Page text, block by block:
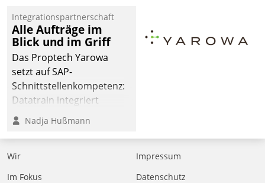
der
Wohnungswirtschaft“.
Bewerben können sich
dafür ein Team
bestehend aus
Wohnungsunternehmen
und PropTech.
Integrationspartnerschaft
Alle Aufträge im
Blick und im Griff
Das Proptech Yarowa
setzt auf SAP-
Schnittstellenkompetenz:
Datatrain integriert
Yarowas Portal zur
Vergabe und Verwaltung
von Aufträgen der
operativen
Instandhaltung in die
Nadja Hußmann
Wir
Im Fokus
Impressum
Datenschutz